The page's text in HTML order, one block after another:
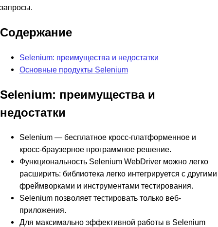
запросы.
Содержание
Selenium: преимущества и недостатки
Основные продукты Selenium
Selenium: преимущества и
недостатки
Selenium — бесплатное кросс-платформенное и
кросс-браузерное программное решение.
Функциональность Selenium WebDriver можно легко
расширить: библиотека легко интегрируется с другими
фреймворками и инструментами тестирования.
Selenium позволяет тестировать только веб-
приложения.
Для максимально эффективной работы в Selenium